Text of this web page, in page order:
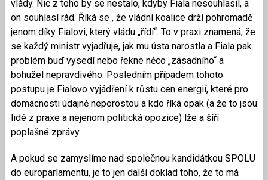
vlády. Nic z toho by se nestalo, kdyby Fiala nesouhlasil, a
on souhlasí rád. Říká se , že vládní koalice drží pohromadě
jenom díky Fialovi, který vládu „řídí“. To v praxi znamená, že
se každý ministr vyjadřuje, jak mu ústa narostla a Fiala pak
problém buď vysedí nebo řekne něco „zásadního“ a
bohužel nepravdivého. Posledním případem tohoto
postupu je Fialovo vyjádření k růstu cen energií, které pro
domácnosti údajně neporostou a kdo říká opak (a že to jsou
lidé z praxe a nejenom politická opozice) lže a šíří
poplašné zprávy.
A pokud se zamyslíme nad společnou kandidátkou SPOLU
do europarlamentu, je to jen další doklad toho, že to má